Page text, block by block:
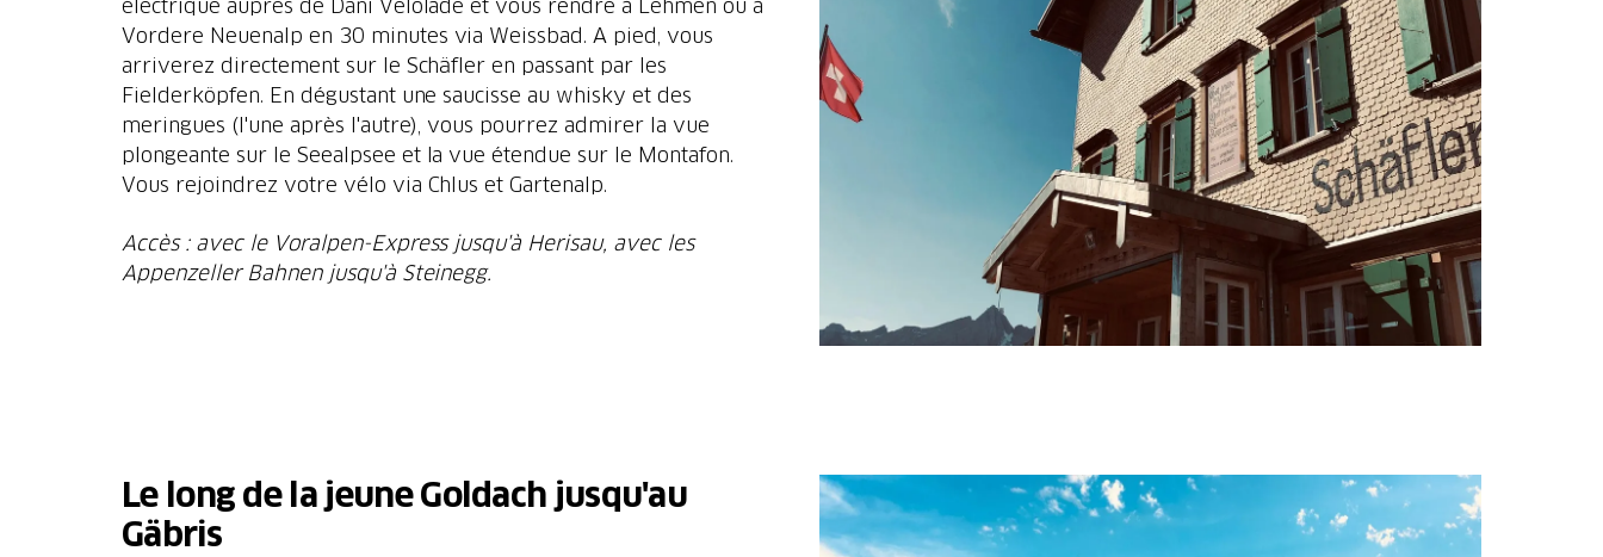
électrique auprès de Dani Velolade et vous rendre à Lehmen ou à
Vordere Neuenalp en 30 minutes via Weissbad. A pied, vous
arriverez directement sur le Schäfler en passant par les
Fielderköpfen. En dégustant une saucisse au whisky et des
meringues (l'une après l'autre), vous pourrez admirer la vue
plongeante sur le Seealpsee et la vue étendue sur le Montafon.
Vous rejoindrez votre vélo via Chlus et Gartenalp.
Accès : avec le Voralpen-Express jusqu'à Herisau, avec les
Appenzeller Bahnen jusqu'à Steinegg.
Le long de la jeune Goldach jusqu'au
Gäbris